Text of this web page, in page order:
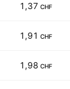
1,37 CHF
1,91 CHF
1,98 CHF